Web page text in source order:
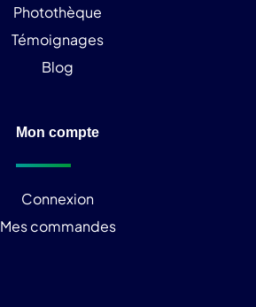
Photothèque
Témoignages
Blog
Mon compte
Connexion
Mes commandes